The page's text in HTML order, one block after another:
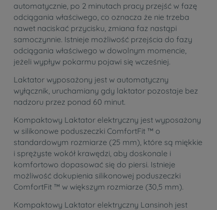
automatycznie, po 2 minutach pracy przejść w fazę
odciągania właściwego, co oznacza że nie trzeba
nawet naciskać przycisku, zmiana faz nastąpi
samoczynnie. Istnieje możliwość przejścia do fazy
odciągania właściwego w dowolnym momencie,
jeżeli wypływ pokarmu pojawi się wcześniej.
Laktator wyposażony jest w automatyczny
wyłącznik, uruchamiany gdy laktator pozostaje bez
nadzoru przez ponad 60 minut.
Kompaktowy Laktator elektryczny jest wyposażony
w silikonowe poduszeczki ComfortFit ™ o
standardowym rozmiarze (25 mm), które są miękkie
i sprężyste wokół krawędzi, aby doskonale i
komfortowo dopasować się do piersi. Istnieje
możliwość dokupienia silikonowej poduszeczki
ComfortFit ™ w większym rozmiarze (30,5 mm).
Kompaktowy Laktator elektryczny Lansinoh jest